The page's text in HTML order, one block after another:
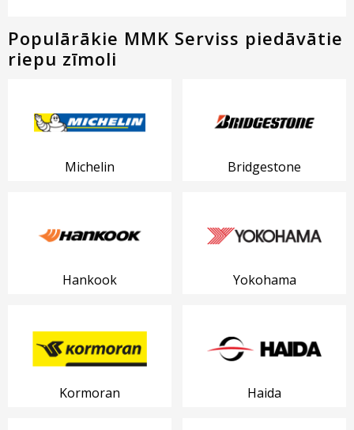
Populārākie MMK Serviss piedāvātie
riepu zīmoli
Michelin Bridgestone
Hankook Yokohama
Kormoran Haida